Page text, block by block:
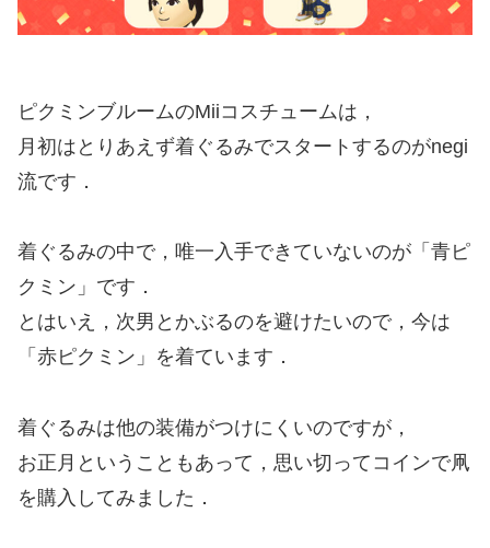
ピクミンブルームのMiiコスチュームは，
月初はとりあえず着ぐるみでスタートするのがnegi
流です．
着ぐるみの中で，唯一入手できていないのが「青ピ
クミン」です．
とはいえ，次男とかぶるのを避けたいので，今は
「赤ピクミン」を着ています．
着ぐるみは他の装備がつけにくいのですが，
お正月ということもあって，思い切ってコインで凧
を購入してみました．